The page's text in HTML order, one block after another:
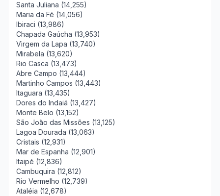
Santa Juliana (14,255)
Maria da Fé (14,056)
Ibiraci (13,986)
Chapada Gaúcha (13,953)
Virgem da Lapa (13,740)
Mirabela (13,620)
Rio Casca (13,473)
Abre Campo (13,444)
Martinho Campos (13,443)
Itaguara (13,435)
Dores do Indaiá (13,427)
Monte Belo (13,152)
São João das Missões (13,125)
Lagoa Dourada (13,063)
Cristais (12,931)
Mar de Espanha (12,901)
Itaipé (12,836)
Cambuquira (12,812)
Rio Vermelho (12,739)
Ataléia (12,678)